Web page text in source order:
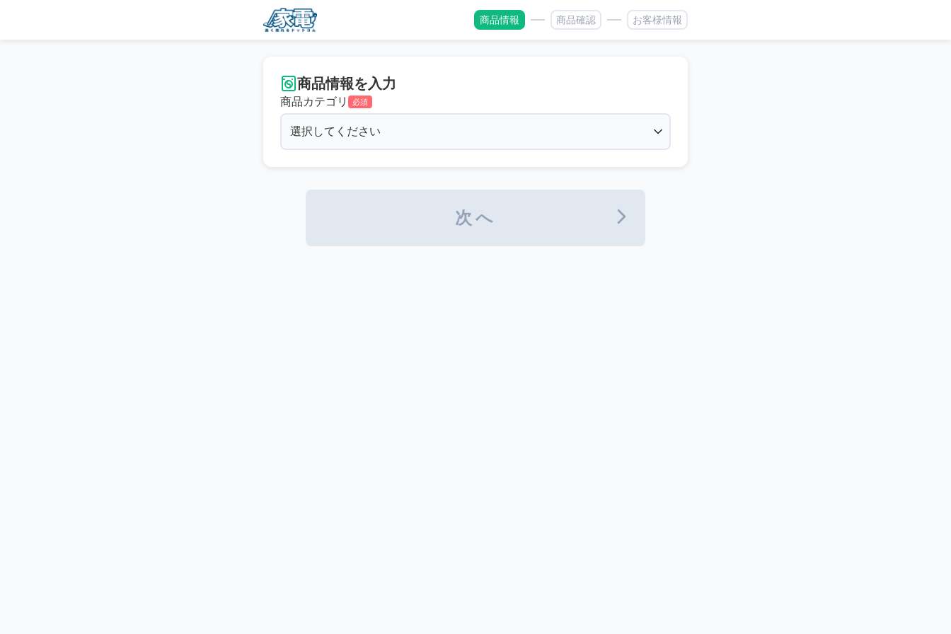
商品情報 商品確認 お客様情報
商品情報を入力
商品カテゴリ 必須
次へ